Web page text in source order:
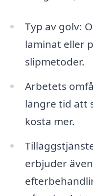
Typ av golv:
laminat eller
slipmetoder.
Arbetets
längre tid att
kosta mer.
erbjuder